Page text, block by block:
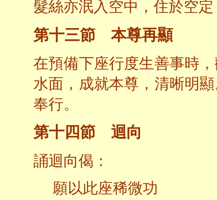
髮絲亦泯入空中，住於空
第十三節 本尊再顯
在預備下座行度生善事時
水面，成就本尊，清晰明
奉行。
第十四節 迴向
誦迴向偈：
願以此座稀微功